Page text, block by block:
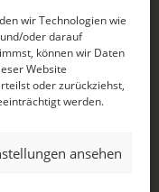
wir Technologien wie
oder darauf
können wir Daten
Website
oder zurückziehst,
werden.
ansehen